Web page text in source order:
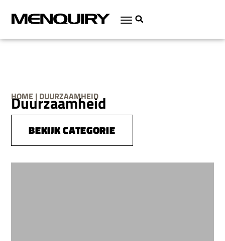
HOME | DUURZAAMHEID
Duurzaamheid
BEKIJK CATEGORIE